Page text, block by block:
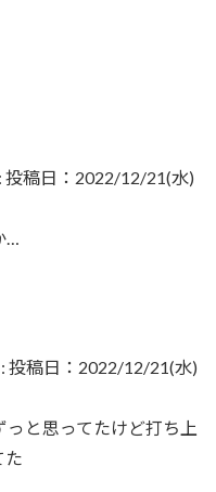
: 投稿日：2022/12/21(水)
…
: 投稿日：2022/12/21(水)
と思ってたけど打ち上
た